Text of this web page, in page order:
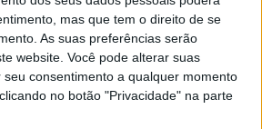
mas que tem o direito de se
As suas preferências serão
website. Você pode alterar suas
consentimento a qualquer momento
no botão "Privacidade" na parte
para ouvir na Estação Diária – 96.8
.